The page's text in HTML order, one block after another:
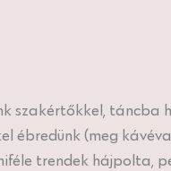
szakértőkkel, táncba
(meg
trendek hájpolta,